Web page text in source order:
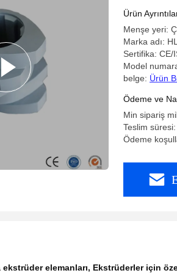
İşlenmiş
Ürün
Menşe yeri:
Marka adı:
Sertifika: CE/
Model
belge: Ürün
Ödeme ve
Min sipariş
Teslim
Ödeme
elemanları, Ekstrüderler için